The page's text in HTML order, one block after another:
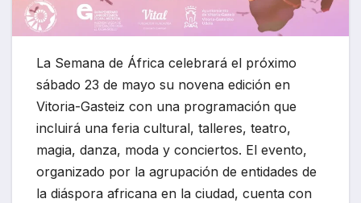
La Semana de África celebrará el próximo
sábado 23 de mayo su novena edición en
Vitoria-Gasteiz con una programación que
incluirá una feria cultural, talleres, teatro,
magia, danza, moda y conciertos. El evento,
organizado por la agrupación de entidades de
la diáspora africana en la ciudad, cuenta con